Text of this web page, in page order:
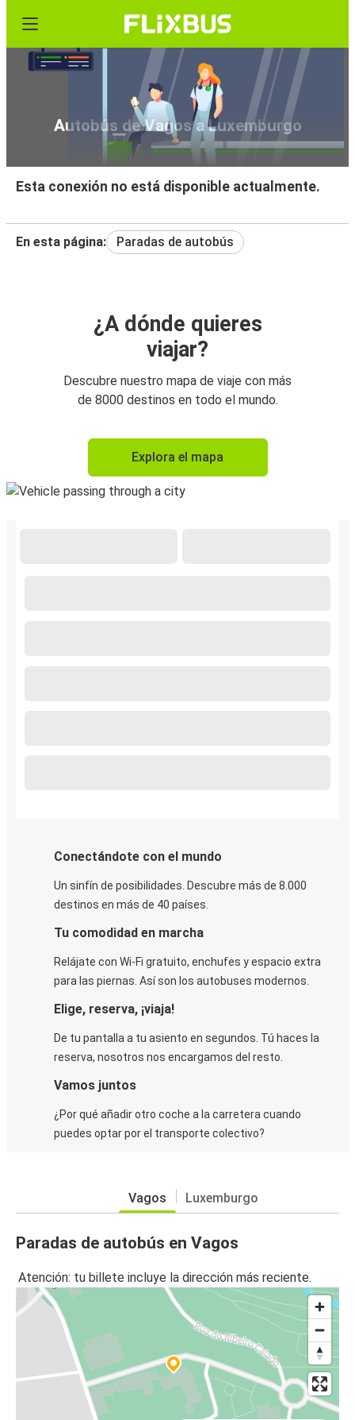
Autobús de Vagos a Luxemburgo
Esta conexión no está disponible actualmente.
En esta página: Paradas de autobús
¿A dónde quieres
viajar?
Descubre nuestro mapa de viaje con más
de 8000 destinos en todo el mundo.
Explora el mapa
Conectándote con el mundo
Un sinfín de posibilidades. Descubre más de 8.000
destinos en más de 40 países.
Tu comodidad en marcha
Relájate con Wi-Fi gratuito, enchufes y espacio extra
para las piernas. Así son los autobuses modernos.
Elige, reserva, ¡viaja!
De tu pantalla a tu asiento en segundos. Tú haces la
reserva, nosotros nos encargamos del resto.
Vamos juntos
¿Por qué añadir otro coche a la carretera cuando
puedes optar por el transporte colectivo?
Vagos Luxemburgo
Paradas de autobús en Vagos
Atención: tu billete incluye la dirección más reciente.